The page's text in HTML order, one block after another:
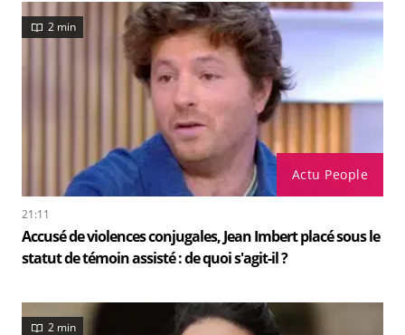
Actu People
2 min
21:11
Accusé de violences conjugales, Jean Imbert placé sous le
statut de témoin assisté : de quoi s'agit-il ?
2 min